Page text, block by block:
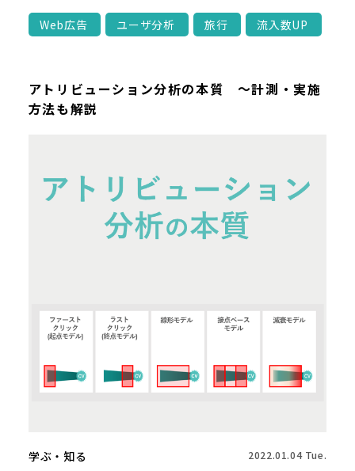
Web広告 ユーザ分析 旅行 流入数UP
アトリビューション分析の本質 ～計測・実施
方法も解説
学ぶ・知る 2022.01.04 Tue.